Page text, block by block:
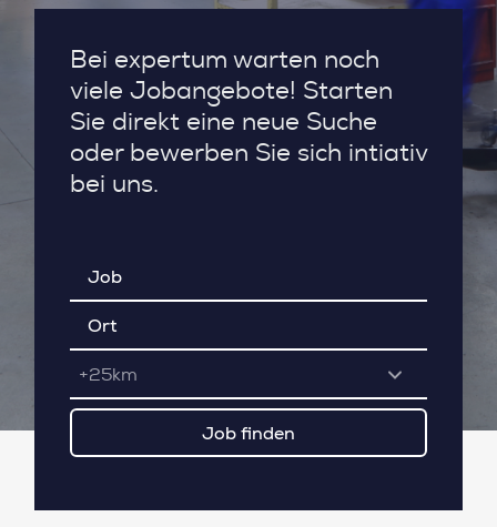
Bei expertum warten noch
viele Jobangebote! Starten
Sie direkt eine neue Suche
oder bewerben Sie sich intiativ
bei uns.
+25km